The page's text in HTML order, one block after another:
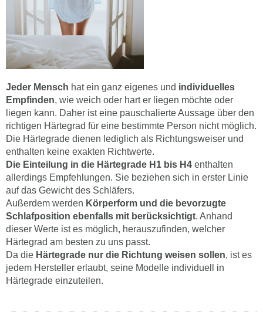
Jeder Mensch hat ein ganz eigenes und individuelles
Empfinden, wie weich oder hart er liegen möchte oder
liegen kann. Daher ist eine pauschalierte Aussage über den
richtigen Härtegrad für eine bestimmte Person nicht möglich.
Die Härtegrade dienen lediglich als Richtungsweiser und
enthalten keine exakten Richtwerte.
Die Einteilung in die Härtegrade H1 bis H4 enthalten
allerdings Empfehlungen. Sie beziehen sich in erster Linie
auf das Gewicht des Schläfers.
Außerdem werden Körperform und die bevorzugte
Schlafposition ebenfalls mit berücksichtigt. Anhand
dieser Werte ist es möglich, herauszufinden, welcher
Härtegrad am besten zu uns passt.
Da die Härtegrade nur die Richtung weisen sollen, ist es
jedem Hersteller erlaubt, seine Modelle individuell in
Härtegrade einzuteilen.